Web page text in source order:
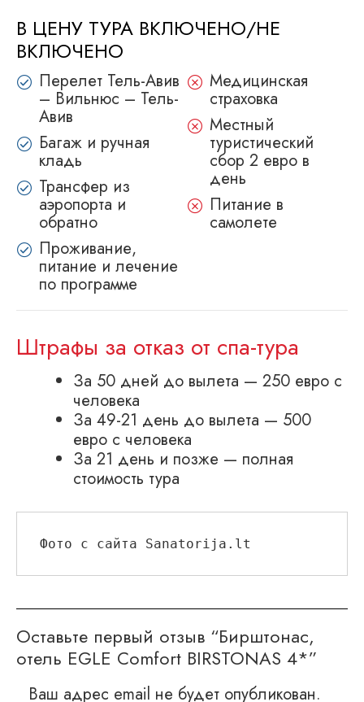
В ЦЕНУ ТУРА ВКЛЮЧЕНО/НЕ
ВКЛЮЧЕНО
Перелет Тель-Авив
– Вильнюс – Тель-
Авив
Багаж и ручная
кладь
Трансфер из
аэропорта и
обратно
Проживание,
питание и лечение
по программе
Медицинская
страховка
Местный
туристический
сбор 2 евро в
день
Питание в
самолете
Штрафы за отказ от спа-тура
За 50 дней до вылета — 250 евро с
человека
За 49-21 день до вылета — 500
евро с человека
За 21 день и позже — полная
стоимость тура
Фото с сайта Sanatorija.lt
Оставьте первый отзыв “Бирштонас,
отель EGLE Comfort BIRSTONAS 4*”
Ваш адрес email не будет опубликован.